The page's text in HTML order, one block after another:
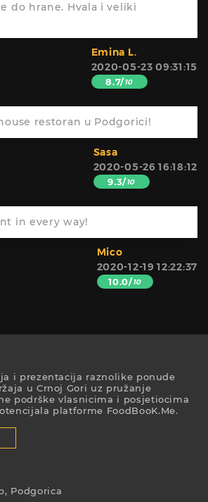
do hrane. Hvala i veliki
Emina L.
2020-05-23 09:31:15
8.7/10
restoran u Podgorici!
Sasa
2020-05-26 16:18:12
9.3/10
in every way!
Mico
2020-12-19 12:22:37
10.0/10
i prezentacija raznolike ponude
u Crnoj Gori uz pružanje
podrške vlasnicima i posjetiocima
platforme FoodBooK.Me.
Podgorica